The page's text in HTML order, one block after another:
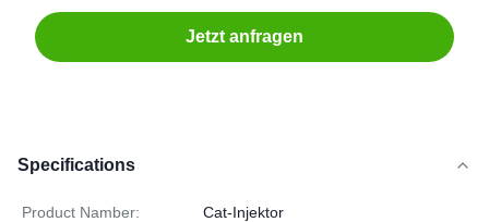
Jetzt anfragen
Specifications
Product Namber: Cat-Injektor